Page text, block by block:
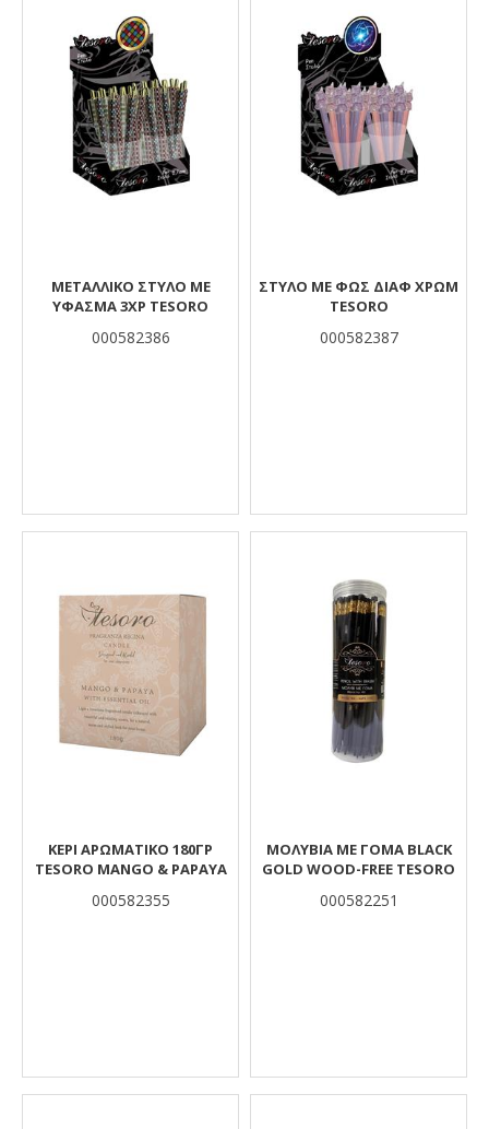
ΜΕΤΑΛΛΙΚΟ ΣΤΥΛΟ ME
ΥΦΑΣΜΑ 3ΧΡ TESORO
000582386
ΣΤΥΛΟ ΜΕ ΦΩΣ ΔΙΑΦ ΧΡΩΜ
TESORO
000582387
ΚΕΡΙ ΑΡΩΜΑΤΙΚΟ 180ΓΡ
TESORO MANGO & PAPAYA
000582355
ΜΟΛΥΒΙΑ ΜΕ ΓΟΜΑ BLACK
GOLD WOOD-FREE TESORO
000582251